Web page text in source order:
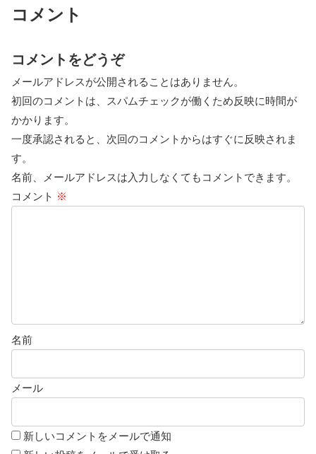
コメント
コメントをどうぞ
メールアドレスが公開されることはありません。
初回のコメントは、スパムチェックが働くため反映に時間が
かかります。
一度承認されると、次回のコメントからはすぐに反映されま
す。
名前、メールアドレスは入力しなくてもコメントできます。
コメント ※
名前
メール
新しいコメントをメールで通知